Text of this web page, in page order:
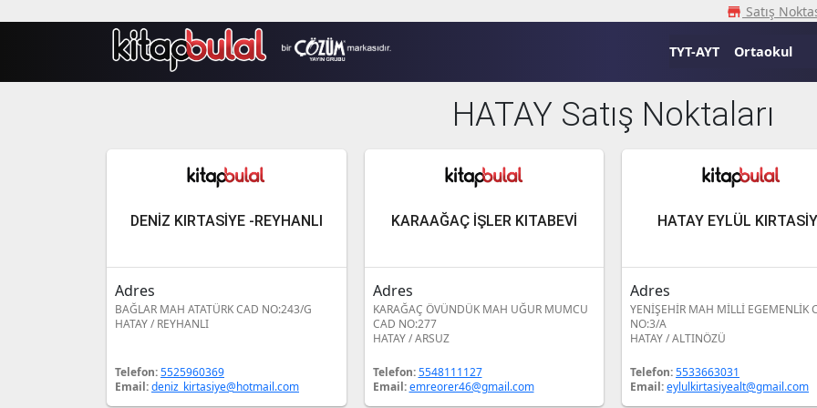
Satış
TYT-AYT Ortaokul
HATAY Satış Noktaları
DENİZ KIRTASİYE -REYHANLI
Adres
BAĞLAR MAH ATATÜRK CAD NO:243/G
HATAY / REYHANLI
Telefon:5525960369
Email:deniz_kirtasiye@hotmail.com
KARAAĞAÇ İŞLER KITABEVİ
Adres
KARAĞAÇ ÖVÜNDÜK MAH UĞUR MUMCU
CAD NO:277
HATAY / ARSUZ
Telefon:5548111127
Email:emreorer46@gmail.com
HATAY EYLÜL
Adres
YENİŞEHİR MAH MİLLİ EGEMENLİK
NO:3/A
HATAY / ALTINÖZÜ
Telefon:5533663031
Email:eylulkirtasiyealt@gmail.com